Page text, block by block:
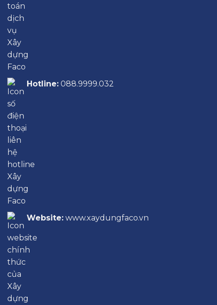
Hotline: 088.9999.032
Website: www.xaydungfaco.vn